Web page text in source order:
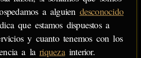
a alguien desconocido
que estamos dispuestos a
y cuanto tenemos con los
a lariquezainterior.